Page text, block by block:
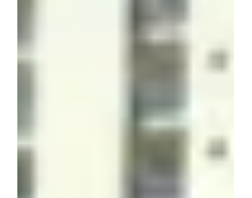
Paraná. A medida regulariza o
funcionamento dos cemitérios
municipais sob critérios ambientais e de
saúde pública. O anúncio ocorre às
Divulgação O processo de licenciamento
foi acompanhado pelo IAT, sob a chefia
de Matheus Demito, e resultou de um